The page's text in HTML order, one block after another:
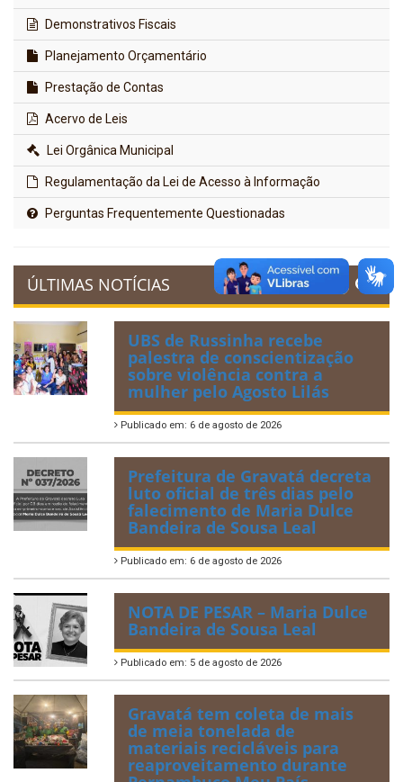
Demonstrativos Fiscais
Planejamento Orçamentário
Prestação de Contas
Acervo de Leis
Lei Orgânica Municipal
Regulamentação da Lei de Acesso à Informação
Perguntas Frequentemente Questionadas
ÚLTIMAS NOTÍCIAS
UBS de Russinha recebe
palestra de conscientização
sobre violência contra a
mulher pelo Agosto Lilás
Publicado em: 6 de agosto de 2026
Prefeitura de Gravatá decreta
luto oficial de três dias pelo
falecimento de Maria Dulce
Bandeira de Sousa Leal
Publicado em: 6 de agosto de 2026
NOTA DE PESAR – Maria Dulce
Bandeira de Sousa Leal
Publicado em: 5 de agosto de 2026
Gravatá tem coleta de mais
de meia tonelada de
materiais recicláveis para
reaproveitamento durante